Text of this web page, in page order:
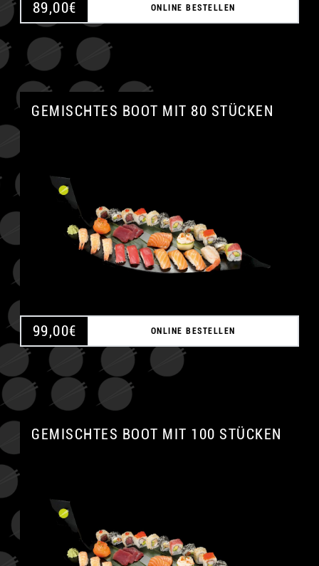
89,00€ ONLINE BESTELLEN
GEMISCHTES BOOT MIT 80 STÜCKEN
99,00€ ONLINE BESTELLEN
GEMISCHTES BOOT MIT 100 STÜCKEN